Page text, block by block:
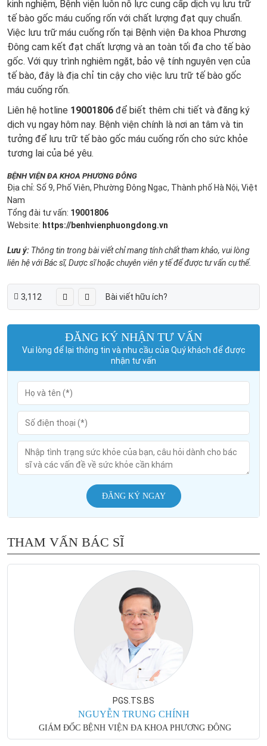
kinh nghiệm, Bệnh viện luôn nỗ lực cung cấp dịch vụ lưu trữ
tế bào gốc máu cuống rốn với chất lượng đạt quy chuẩn.
Việc lưu trữ máu cuống rốn tại Bệnh viện Đa khoa Phương
Đông cam kết đạt chất lượng và an toàn tối đa cho tế bào
gốc. Với quy trình nghiêm ngặt, bảo vệ tính nguyên vẹn của
tế bào, đây là địa chỉ tin cậy cho việc lưu trữ tế bào gốc
máu cuống rốn.
Liên hệ hotline 19001806 để biết thêm chi tiết và đăng ký
dịch vụ ngay hôm nay. Bệnh viện chính là nơi an tâm và tin
tưởng để lưu trữ tế bào gốc máu cuống rốn cho sức khỏe
tương lai của bé yêu.
BỆNH VIỆN ĐA KHOA PHƯƠNG ĐÔNG
Địa chỉ: Số 9, Phố Viên, Phường Đông Ngạc, Thành phố Hà Nội, Việt
Nam
Tổng đài tư vấn: 19001806
Website: https://benhvienphuongdong.vn
Lưu ý: Thông tin trong bài viết chỉ mang tính chất tham khảo, vui lòng
liên hệ với Bác sĩ, Dược sĩ hoặc chuyên viên y tế để được tư vấn cụ thể.
3,112 Bài viết hữu ích?
ĐĂNG KÝ NHẬN TƯ VẤN
Vui lòng để lại thông tin và nhu cầu của Quý khách để được
nhận tư vấn
ĐĂNG KÝ NGAY
THAM VẤN BÁC SĨ
PGS.TS.BS
NGUYỄN TRUNG CHÍNH
GIÁM ĐỐC BỆNH VIỆN ĐA KHOA PHƯƠNG ĐÔNG